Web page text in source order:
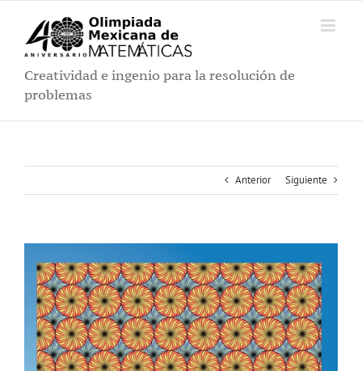
contenido
Creatividad e ingenio para la resolución de
problemas
Anterior Siguiente